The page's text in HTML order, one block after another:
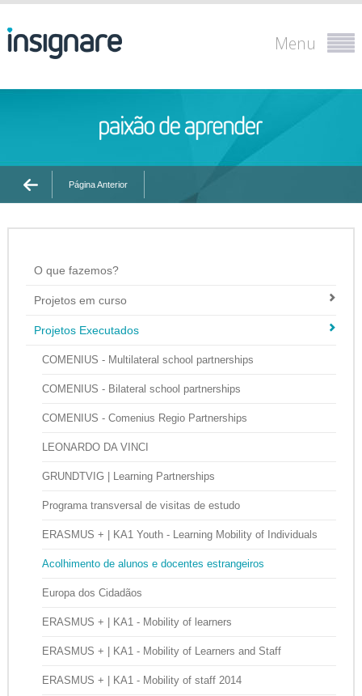
Menu
Página Anterior
O que fazemos?
Projetos em curso
Projetos Executados
COMENIUS - Multilateral school partnerships
COMENIUS - Bilateral school partnerships
COMENIUS - Comenius Regio Partnerships
LEONARDO DA VINCI
GRUNDTVIG | Learning Partnerships
Programa transversal de visitas de estudo
ERASMUS + | KA1 Youth - Learning Mobility of Individuals
Acolhimento de alunos e docentes estrangeiros
Europa dos Cidadãos
ERASMUS + | KA1 - Mobility of learners
ERASMUS + | KA1 - Mobility of Learners and Staff
ERASMUS + | KA1 - Mobility of staff 2014